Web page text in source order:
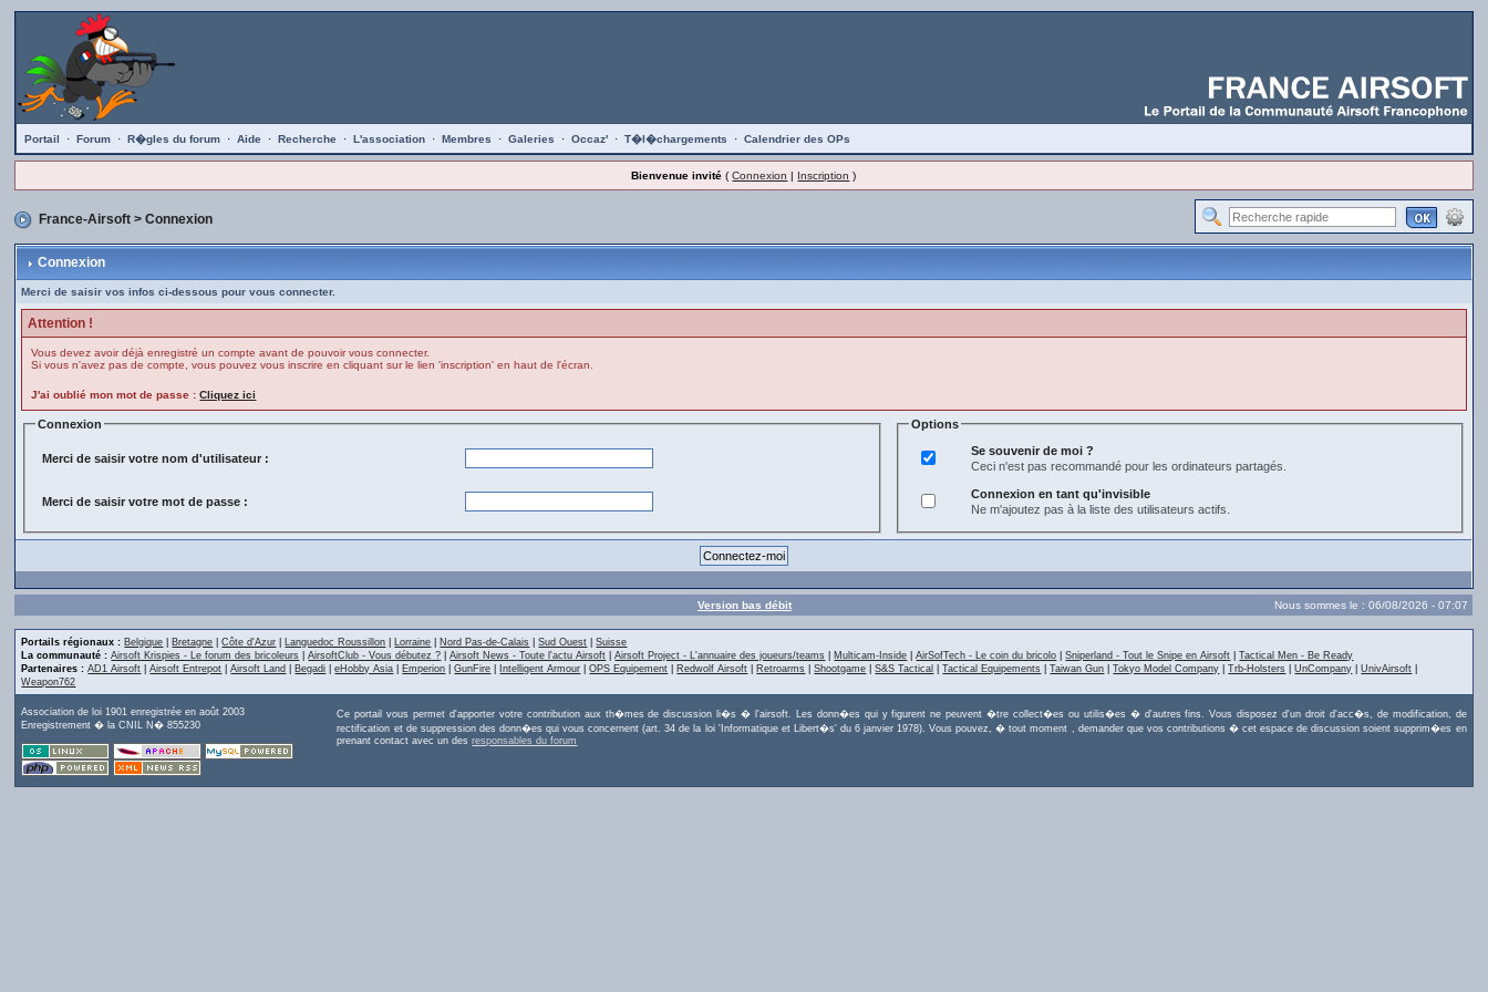
Portail · Forum · R�gles du forum · Aide · Recherche · L'association · Membres · Galeries · Occaz' · T�l�chargements · Calendrier des OPs
Bienvenue invité (Connexion | Inscription )
France-Airsoft > Connexion
Connexion
Merci de saisir vos infos ci-dessous pour vous connecter.
Attention !
Vous devez avoir déjà enregistré un compte avant de pouvoir vous connecter.
Si vous n'avez pas de compte, vous pouvez vous inscrire en cliquant sur le lien 'inscription' en haut de l'écran.
J'ai oublié mon mot de passe :Cliquez ici
Connexion
Merci de saisir votre nom d'utilisateur :
Merci de saisir votre mot de passe :
Options
Se souvenir de moi ?
Ceci n'est pas recommandé pour les ordinateurs partagés.
Connexion en tant qu'invisible
Ne m'ajoutez pas à la liste des utilisateurs actifs.
Version bas débit Nous sommes le : 06/08/2026 - 07:07
Portails régionaux : Belgique Bretagne |Côte d'Azur Languedoc Roussillon Lorraine Nord Pas-de-Calais |Sud Ouest |Suisse
La communauté : Airsoft Krispies - Le forum des bricoleurs |AirsoftClub - Vous débutez ? |Airsoft News - Toute l'actu Airsoft |Airsoft Project - L'annuaire des joueurs/teams Multicam-Inside |AirSofTech - Le coin du bricolo |Sniperland - Tout le Snipe en Airsoft |Tactical Men - Be Ready
Partenaires : AD1 Airsoft |Airsoft Entrepot |Airsoft Land Begadi |eHobby Asia Emperion |GunFire Intelligent Armour |OPS Equipement Redwolf Airsoft Retroarms |Shootgame |S&S Tactical |Tactical Equipements |Taiwan Gun |Tokyo Model Company |Trb-Holsters |UnCompany |UnivAirsoft
Weapon762
Association de loi 1901 enregistrée en août 2003
Enregistrement � la CNIL N� 855230
Ce portail vous permet d'apporter votre contribution aux th�mes de discussion li�s � l'airsoft. Les donn�es qui y figurent ne peuvent �tre collect�es ou utilis�es � d'autres fins. Vous disposez d'un droit d'acc�s, de modification, de
rectification et de suppression des donn�es qui vous concernent (art. 34 de la loi 'Informatique et Libert�s' du 6 janvier 1978). Vous pouvez, � tout moment , demander que vos contributions � cet espace de discussion soient supprim�es en
prenant contact avec un desresponsables du forum